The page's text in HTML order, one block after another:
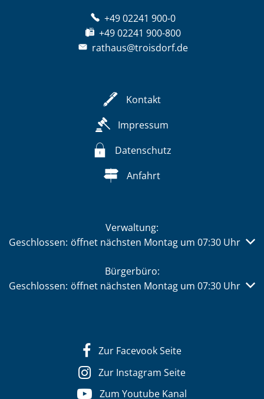
+49 02241 900-0
+49 02241 900-800
rathaus@troisdorf.de
Kontakt
Impressum
Datenschutz
Anfahrt
Verwaltung:
Klicken, um weitere Öffnungs- oder Schließzeiten
Geschlossen: öffnet nächsten Montag um 07:30 Uhr
Bürgerbüro:
Klicken, um weitere Öffnungs- oder Schließzeiten
Geschlossen: öffnet nächsten Montag um 07:30 Uhr
Zur Facevook Seite
Zur Instagram Seite
Zum Youtube Kanal